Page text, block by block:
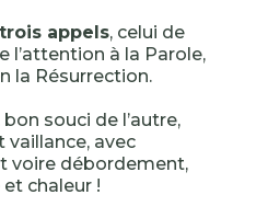
appels, celui de
l’attention à la Parole,
la Résurrection.
souci de l’autre,
vaillance, avec
voire débordement,
chaleur !